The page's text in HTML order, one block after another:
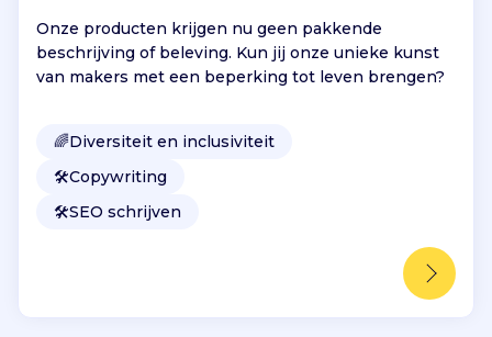
Onze producten krijgen nu geen pakkende
beschrijving of beleving. Kun jij onze unieke kunst
van makers met een beperking tot leven brengen?
🌈Diversiteit en inclusiviteit
🛠️Copywriting
🛠️SEO schrijven